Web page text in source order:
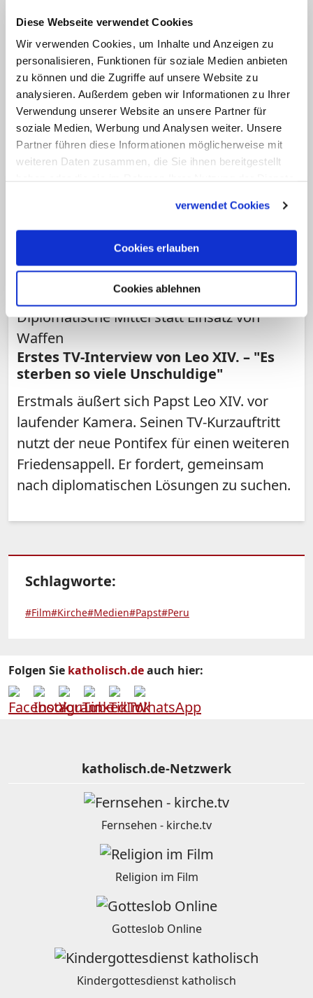
Diese Webseite verwendet Cookies
Wir verwenden Cookies, um Inhalte und Anzeigen zu
personalisieren, Funktionen für soziale Medien anbieten
zu können und die Zugriffe auf unsere Website zu
analysieren. Außerdem geben wir Informationen zu Ihrer
Verwendung unserer Website an unsere Partner für
soziale Medien, Werbung und Analysen weiter. Unsere
Partner führen diese Informationen möglicherweise mit
weiteren Daten zusammen, die Sie ihnen bereitgestellt
verwendet Cookies
Cookies erlauben
Cookies ablehnen
Filmaufnahmen aus dieser Zeit. Die
Dokumentation ist auf denYouTube-
Kanälen von Vatican Newszu sehen.
Verfügbar ist der Film auf Spanisch,
Italienisch und Englisch. (mtr/KNA)
Diplomatische Mittel statt Einsatz von
Waffen
Erstes TV-Interview von Leo XIV. – "Es
sterben so viele Unschuldige"
Erstmals äußert sich Papst Leo XIV. vor
laufender Kamera. Seinen TV-Kurzauftritt
nutzt der neue Pontifex für einen weiteren
Friedensappell. Er fordert, gemeinsam
nach diplomatischen Lösungen zu suchen.
Schlagworte:
#Film#Kirche#Medien#Papst#Peru
Folgen Sie katholisch.deauch hier:
katholisch.de-Netzwerk
Fernsehen - kirche.tv
Religion im Film
Gotteslob Online
Kindergottesdienst katholisch